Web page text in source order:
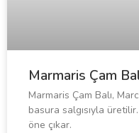
Marmaris Çam
Marmaris Çam Balı,
basura salgısıyla
öne çıkar.